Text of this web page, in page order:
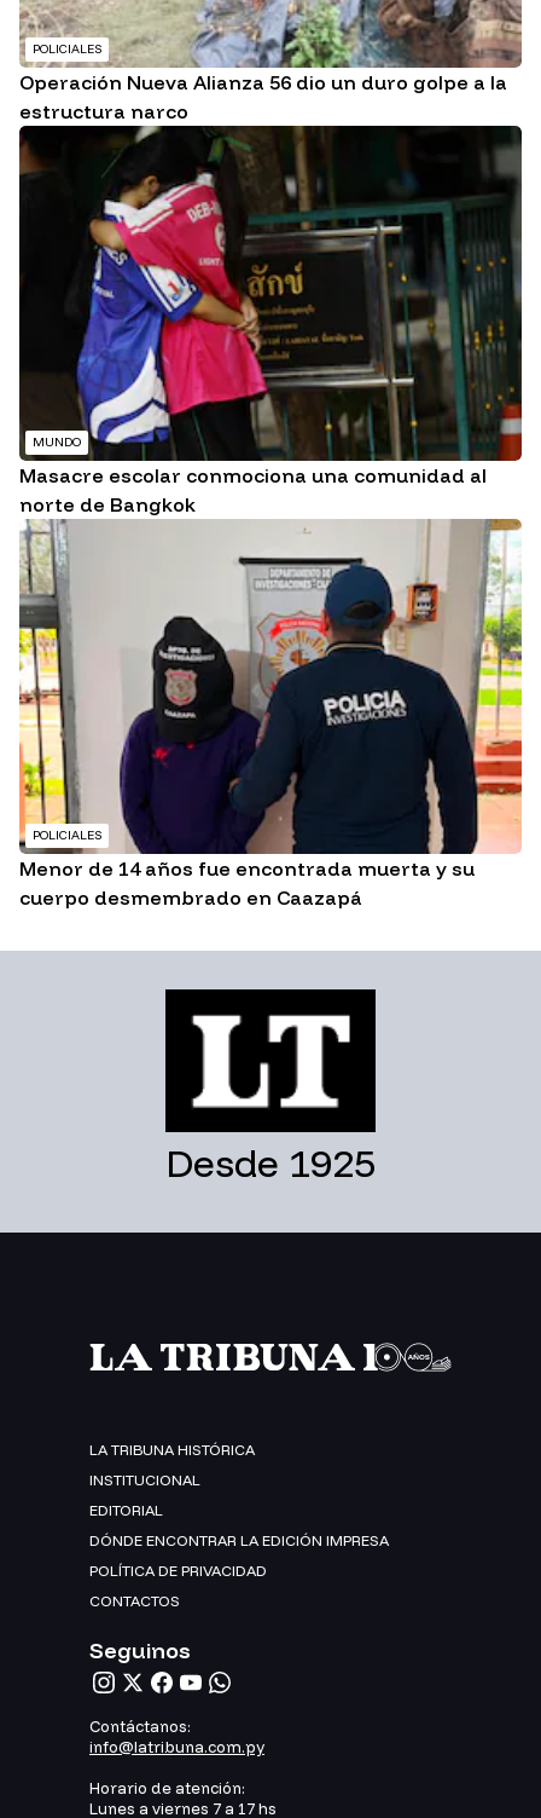
POLICIALES
Operación Nueva Alianza 56 dio un duro golpe a la
estructura narco
MUNDO
Masacre escolar conmociona una comunidad al
norte de Bangkok
POLICIALES
Menor de 14 años fue encontrada muerta y su
cuerpo desmembrado en Caazapá
Desde 1925
LA TRIBUNA HISTÓRICA
INSTITUCIONAL
EDITORIAL
DÓNDE ENCONTRAR LA EDICIÓN IMPRESA
POLÍTICA DE PRIVACIDAD
CONTACTOS
Seguinos
Contáctanos:
info@latribuna.com.py
Horario de atención:
Lunes a viernes 7 a 17 hs